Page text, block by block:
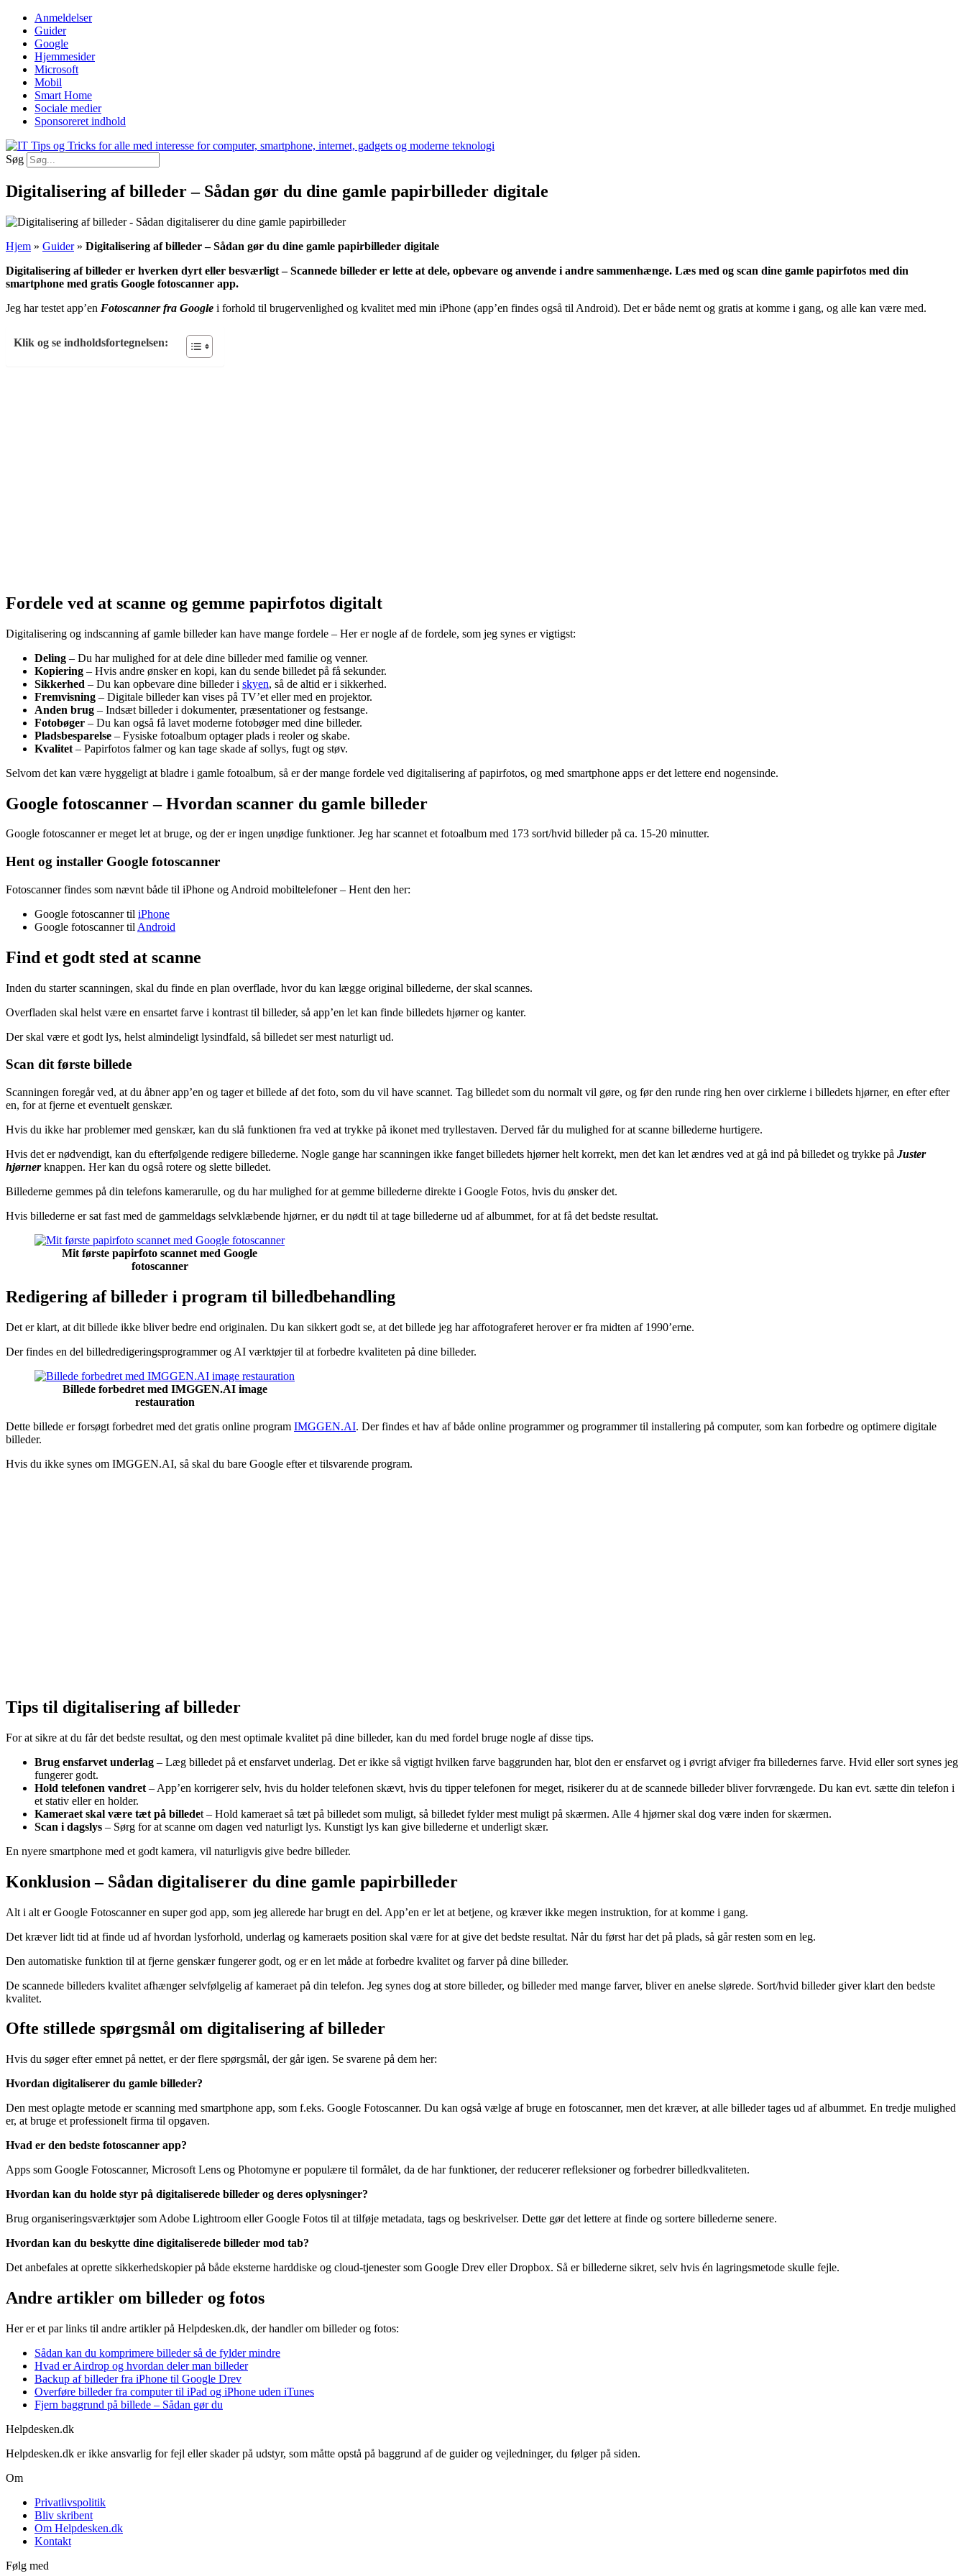
Videre
indhold
Anmeldelser
Guider
Google
Hjemmesider
Microsoft
Mobil
Smart Home
Sociale medier
Sponsoreret indhold
Søg
Digitalisering af billeder – Sådan gør du dine gamle papirbilleder digitale
Hjem » Guider» Digitalisering af billeder – Sådan gør du dine gamle papirbilleder digitale
Digitalisering af billeder er hverken dyrt eller besværligt – Scannede billeder er lette at dele, opbevare og anvende i andre sammenhænge. Læs med og scan dine gamle papirfotos med din
smartphone med gratis Google fotoscanner app.
Jeg har testet app’en Fotoscanner fra Google i forhold til brugervenlighed og kvalitet med min iPhone (app’en findes også til Android). Det er både nemt og gratis at komme i gang, og alle kan være med.
Klik og se indholdsfortegnelsen:
Fordele ved at scanne og gemme papirfotos digitalt
Digitalisering og indscanning af gamle billeder kan have mange fordele – Her er nogle af de fordele, som jeg synes er vigtigst:
Deling – Du har mulighed for at dele dine billeder med familie og venner.
Kopiering – Hvis andre ønsker en kopi, kan du sende billedet på få sekunder.
Sikkerhed – Du kan opbevare dine billeder i skyen, så de altid er i sikkerhed.
Fremvisning – Digitale billeder kan vises på TV’et eller med en projektor.
Anden brug – Indsæt billeder i dokumenter, præsentationer og festsange.
Fotobøger – Du kan også få lavet moderne fotobøger med dine billeder.
Pladsbesparelse – Fysiske fotoalbum optager plads i reoler og skabe.
Kvalitet – Papirfotos falmer og kan tage skade af sollys, fugt og støv.
Selvom det kan være hyggeligt at bladre i gamle fotoalbum, så er der mange fordele ved digitalisering af papirfotos, og med smartphone apps er det lettere end nogensinde.
Google fotoscanner – Hvordan scanner du gamle billeder
Google fotoscanner er meget let at bruge, og der er ingen unødige funktioner. Jeg har scannet et fotoalbum med 173 sort/hvid billeder på ca. 15-20 minutter.
Hent og installer Google fotoscanner
Fotoscanner findes som nævnt både til iPhone og Android mobiltelefoner – Hent den her:
Google fotoscanner til iPhone
Google fotoscanner til Android
Find et godt sted at scanne
Inden du starter scanningen, skal du finde en plan overflade, hvor du kan lægge original billederne, der skal scannes.
Overfladen skal helst være en ensartet farve i kontrast til billeder, så app’en let kan finde billedets hjørner og kanter.
Der skal være et godt lys, helst almindeligt lysindfald, så billedet ser mest naturligt ud.
Scan dit første billede
Scanningen foregår ved, at du åbner app’en og tager et billede af det foto, som du vil have scannet. Tag billedet som du normalt vil gøre, og før den runde ring hen over cirklerne i billedets hjørner, en efter efter
en, for at fjerne et eventuelt genskær.
Hvis du ikke har problemer med genskær, kan du slå funktionen fra ved at trykke på ikonet med tryllestaven. Derved får du mulighed for at scanne billederne hurtigere.
Hvis det er nødvendigt, kan du efterfølgende redigere billederne. Nogle gange har scanningen ikke fanget billedets hjørner helt korrekt, men det kan let ændres ved at gå ind på billedet og trykke på Juster
hjørnerknappen. Her kan du også rotere og slette billedet.
Billederne gemmes på din telefons kamerarulle, og du har mulighed for at gemme billederne direkte i Google Fotos, hvis du ønsker det.
Hvis billederne er sat fast med de gammeldags selvklæbende hjørner, er du nødt til at tage billederne ud af albummet, for at få det bedste resultat.
Mit første papirfoto scannet med Google
fotoscanner
Redigering af billeder i program til billedbehandling
Det er klart, at dit billede ikke bliver bedre end originalen. Du kan sikkert godt se, at det billede jeg har affotograferet herover er fra midten af 1990’erne.
Der findes en del billedredigeringsprogrammer og AI værktøjer til at forbedre kvaliteten på dine billeder.
Billede forbedret med IMGGEN.AI image
restauration
Dette billede er forsøgt forbedret med det gratis online program IMGGEN.AI. Der findes et hav af både online programmer og programmer til installering på computer, som kan forbedre og optimere digitale
billeder.
Hvis du ikke synes om IMGGEN.AI, så skal du bare Google efter et tilsvarende program.
Tips til digitalisering af billeder
For at sikre at du får det bedste resultat, og den mest optimale kvalitet på dine billeder, kan du med fordel bruge nogle af disse tips.
Brug ensfarvet underlag – Læg billedet på et ensfarvet underlag. Det er ikke så vigtigt hvilken farve baggrunden har, blot den er ensfarvet og i øvrigt afviger fra billedernes farve. Hvid eller sort synes jeg
fungerer godt.
Hold telefonen vandret – App’en korrigerer selv, hvis du holder telefonen skævt, hvis du tipper telefonen for meget, risikerer du at de scannede billeder bliver forvrængede. Du kan evt. sætte din telefon i
et stativ eller en holder.
Kameraet skal være tæt på billedet – Hold kameraet så tæt på billedet som muligt, så billedet fylder mest muligt på skærmen. Alle 4 hjørner skal dog være inden for skærmen.
Scan i dagslys – Sørg for at scanne om dagen ved naturligt lys. Kunstigt lys kan give billederne et underligt skær.
En nyere smartphone med et godt kamera, vil naturligvis give bedre billeder.
Konklusion – Sådan digitaliserer du dine gamle papirbilleder
Alt i alt er Google Fotoscanner en super god app, som jeg allerede har brugt en del. App’en er let at betjene, og kræver ikke megen instruktion, for at komme i gang.
Det kræver lidt tid at finde ud af hvordan lysforhold, underlag og kameraets position skal være for at give det bedste resultat. Når du først har det på plads, så går resten som en leg.
Den automatiske funktion til at fjerne genskær fungerer godt, og er en let måde at forbedre kvalitet og farver på dine billeder.
De scannede billeders kvalitet afhænger selvfølgelig af kameraet på din telefon. Jeg synes dog at store billeder, og billeder med mange farver, bliver en anelse slørede. Sort/hvid billeder giver klart den bedste
kvalitet.
Ofte stillede spørgsmål om digitalisering af billeder
Hvis du søger efter emnet på nettet, er der flere spørgsmål, der går igen. Se svarene på dem her:
Hvordan digitaliserer du gamle billeder?
Den mest oplagte metode er scanning med smartphone app, som f.eks. Google Fotoscanner. Du kan også vælge af bruge en fotoscanner, men det kræver, at alle billeder tages ud af albummet. En tredje mulighed
er, at bruge et professionelt firma til opgaven.
Hvad er den bedste fotoscanner app?
Apps som Google Fotoscanner, Microsoft Lens og Photomyne er populære til formålet, da de har funktioner, der reducerer refleksioner og forbedrer billedkvaliteten.
Hvordan kan du holde styr på digitaliserede billeder og deres oplysninger?
Brug organiseringsværktøjer som Adobe Lightroom eller Google Fotos til at tilføje metadata, tags og beskrivelser. Dette gør det lettere at finde og sortere billederne senere.
Hvordan kan du beskytte dine digitaliserede billeder mod tab?
Det anbefales at oprette sikkerhedskopier på både eksterne harddiske og cloud-tjenester som Google Drev eller Dropbox. Så er billederne sikret, selv hvis én lagringsmetode skulle fejle.
Andre artikler om billeder og fotos
Her er et par links til andre artikler på Helpdesken.dk, der handler om billeder og fotos:
Sådan kan du komprimere billeder så de fylder mindre
Hvad er Airdrop og hvordan deler man billeder
Backup af billeder fra iPhone til Google Drev
Overføre billeder fra computer til iPad og iPhone uden iTunes
Fjern baggrund på billede – Sådan gør du
Helpdesken.dk
Helpdesken.dk er ikke ansvarlig for fejl eller skader på udstyr, som måtte opstå på baggrund af de guider og vejledninger, du følger på siden.
Om
Privatlivspolitik
Bliv skribent
Om Helpdesken.dk
Kontakt
Følg med